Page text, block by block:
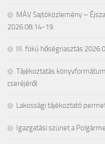
MÁV Sajtóközlemény –
2026.08.14-19.
III. fokú hőségriasztás
Tájékoztatás
cseréjéről
Lakossági tájékoztató
Igazgatási szünet a